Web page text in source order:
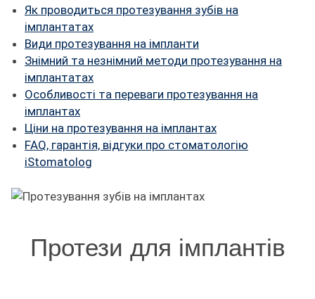
Як проводиться протезування зубів на
імплантатах
Види протезування на імпланти
Знімний та незнімний методи протезування на
імплантатах
Особливості та переваги протезування на
імплантах
Ціни на протезування на імплантах
FAQ, гарантія, відгуки про стоматологію
iStomatolog
Протези для імплантів